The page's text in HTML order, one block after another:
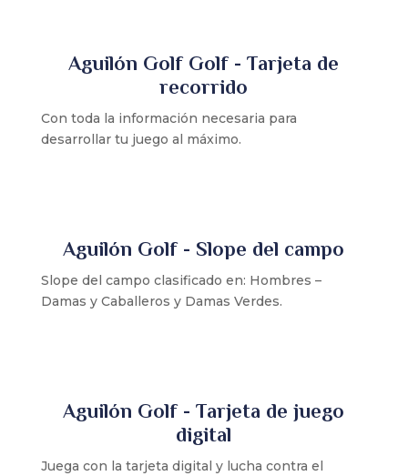
Aguilón Golf Golf - Tarjeta de
recorrido
Con toda la información necesaria para
desarrollar tu juego al máximo.
Aguilón Golf - Slope del campo
Slope del campo clasificado en: Hombres –
Damas y Caballeros y Damas Verdes.
Aguilón Golf - Tarjeta de juego
digital
Juega con la tarjeta digital y lucha contra el